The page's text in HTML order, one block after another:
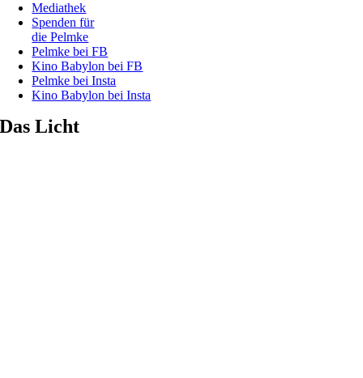
Mediathek
Spenden für
die Pelmke
Pelmke bei FB
Kino Babylon bei FB
Pelmke bei Insta
Kino Babylon bei Insta
Das Licht